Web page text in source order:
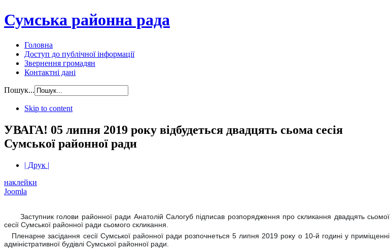
Сумська районна рада
Головна
Доступ до публічної інформації
Звернення громадян
Контактні дані
Пошук...
Skip to content
УВАГА! 05 липня 2019 року відбудеться двадцять сьома сесія
Сумської районної ради
| Друк |
наклейки
Joomla
Заступник голови районної ради Анатолій Салогуб підписав розпорядження про скликання двадцять сьомої
сесії Сумської районної ради сьомого скликання.
Пленарне засідання сесії Сумської районної ради розпочнеться 5 липня 2019 року о 10-й годині у приміщенні
адміністративної будівлі Сумської районної ради.